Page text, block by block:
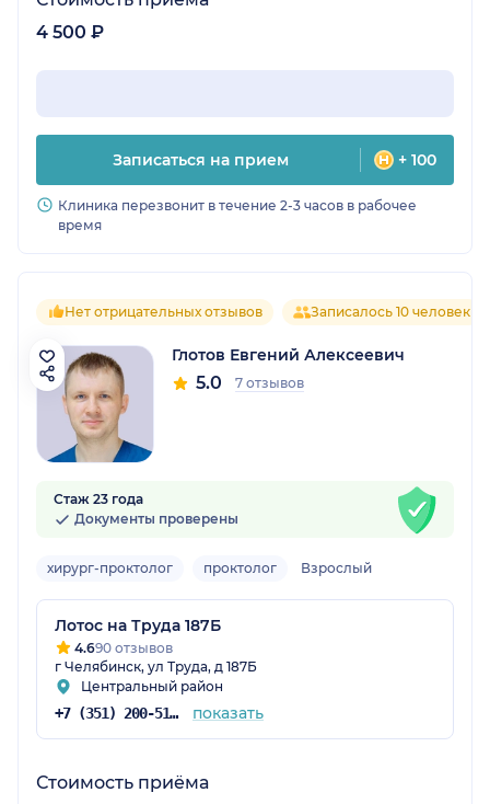
4 500 ₽
Записаться на прием + 100
Клиника перезвонит в течение 2-3 часов в рабочее
время
Нет отрицательных отзывов Записалось 10 человек
Глотов Евгений Алексеевич
5.0 7 отзывов
Стаж 23 года
Документы проверены
хирург-проктолог проктолог Взрослый
Лотос на Труда 187Б
4.690 отзывов
г Челябинск, ул Труда, д 187Б
Центральный район
+7 (351) 200-51-58 показать
Стоимость приёма